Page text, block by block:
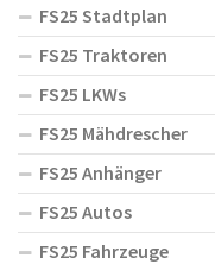
FS25 Stadtplan
FS25 Traktoren
FS25 LKWs
FS25 Mähdrescher
FS25 Anhänger
FS25 Autos
FS25 Fahrzeuge